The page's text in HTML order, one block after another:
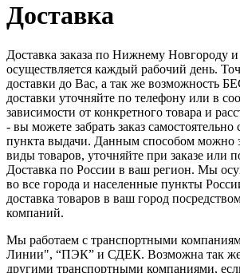
Доставка
Доставка заказа по Нижнему Новгороду и
осуществляется каждый рабочий день.
доставки до Вас, а так же
доставки уточняйте по телефону или в
зависимости от конкретного товара и
- вы можете забрать заказ самостоятельно
пункта выдачи. Данным способом можно
виды товаров, уточняйте при заказе или
Доставка по России в ваш регион. Мы
во все города и населенные пункты
доставка товаров в ваш город
компаний.
Мы работаем с транспортными
Линии", “ПЭК” и СДЕК. Возможна так же
другими транспортными компаниями,